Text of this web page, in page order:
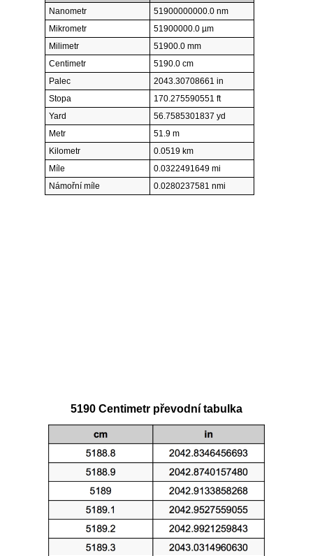
Nanometr
51900000000.0 nm
Mikrometr
51900000.0 µm
Milimetr
51900.0 mm
Centimetr
5190.0 cm
Palec
2043.30708661 in
Stopa
170.275590551 ft
Yard
56.7585301837 yd
Metr
51.9 m
Kilometr
0.0519 km
Míle
0.0322491649 mi
Námořní míle
0.0280237581 nmi
5190 Centimetr převodní tabulka